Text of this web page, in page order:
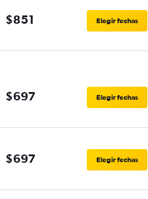
$851 Elegir fechas
$697 Elegir fechas
$697 Elegir fechas